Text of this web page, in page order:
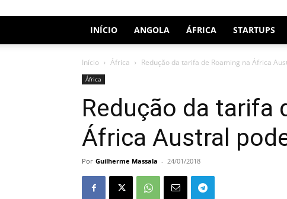
INÍCIO ANGOLA ÁFRICA STARTUPS
Início África Redução da tarifa de Roaming na África
África
Redução da tarifa
África Austral
Por Guilherme Massala - 24/01/2018